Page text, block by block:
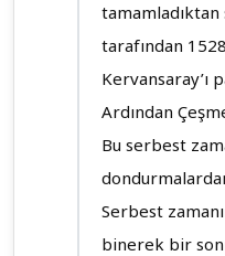
tamamladıktan
tarafından
Kervansaray’ı
Ardından
Bu serbest
Serbest
binerek bir